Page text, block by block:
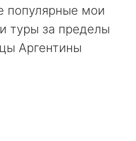
популярные мои
туры за пределы
Аргентины